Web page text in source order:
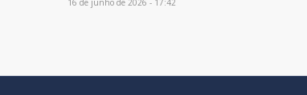
16 de junho de 2026 - 17:42